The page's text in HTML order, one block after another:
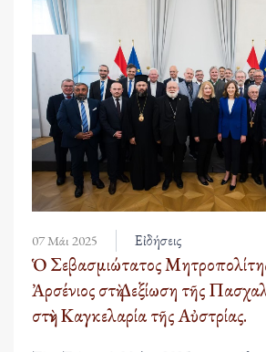
07 Μάι 2025 Εἰδήσεις
Ὁ Σεβασμιώτατος
Ἀρσένιος στὴ Δεξίωση τῆς
στὴν Καγκελαρία τῆς Αὐστρίας.